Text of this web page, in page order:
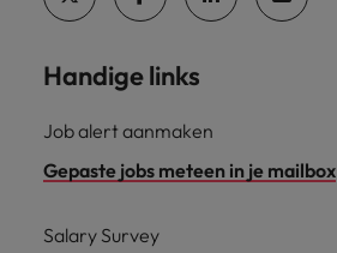
Handige links
Job alert aanmaken
Gepaste jobs meteen in je mailbox
Salary Survey